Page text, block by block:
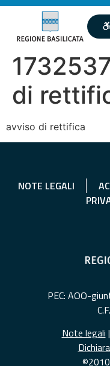
di
avviso di rettifica
NOTE LEGALI
PEC: AOO-
Note legali |